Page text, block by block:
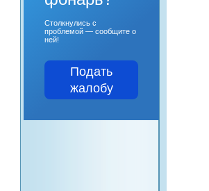
Столкнулись с
проблемой — сообщите о
ней!
Подать
жалобу